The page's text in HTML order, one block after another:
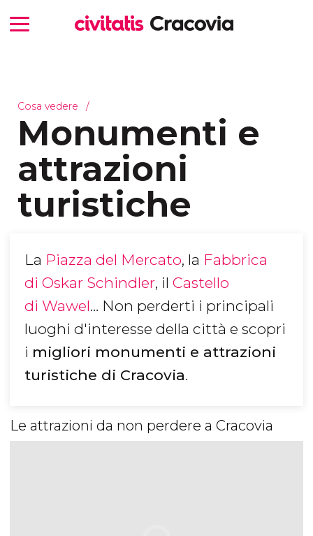
Cosa vedere
Monumenti e
attrazioni
turistiche
La Piazza del Mercato, la Fabbrica
di Oskar Schindler, il Castello
di Wawel… Non perderti i principali
luoghi d'interesse della città e scopri
i migliori monumenti e attrazioni
turistiche di Cracovia.
Le attrazioni da non perdere a Cracovia